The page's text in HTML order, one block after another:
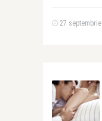
27 septembrie